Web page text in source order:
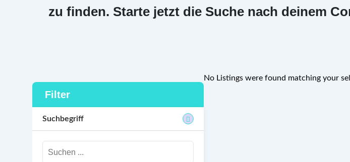
zu finden. Starte jetzt die Suche nach deinem
No Listings were found matching your
Filter
Suchbegriff